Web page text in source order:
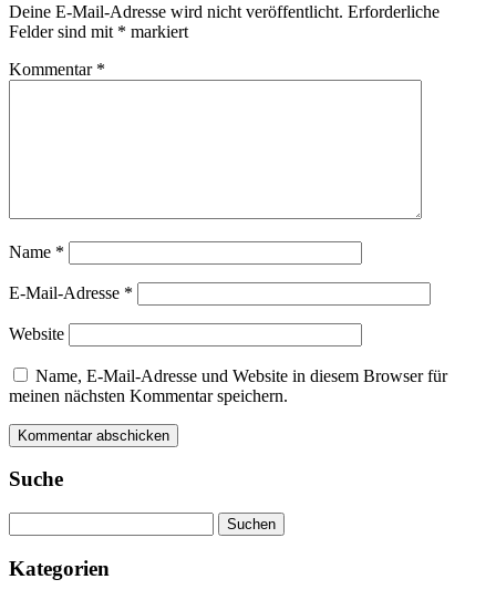
Deine E-Mail-Adresse wird nicht veröffentlicht. Erforderliche
Felder sind mit * markiert
Kommentar *
Name *
E-Mail-Adresse *
Website
Name, E-Mail-Adresse und Website in diesem Browser für
meinen nächsten Kommentar speichern.
Suche
nach:
Kategorien